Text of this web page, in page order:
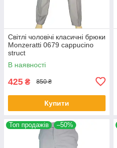
Світлі чоловічі класичні брюки
Monzeratti 0679 cappucino
struct
В наявності
425 ₴ 850 ₴
Купити
Топ продажів –50%